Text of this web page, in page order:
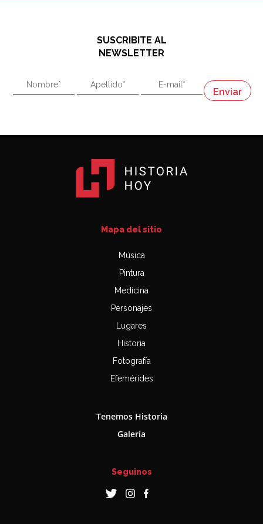
"En política, la estupidez no es una desventaja"
"En política, la estupidez no es una desventaja"
Napoleón
SUSCRIBITE AL
NEWSLETTER
Mapa del sitio
Música
Pintura
Medicina
Personajes
Lugares
Historia
Fotografía
Efemérides
Tenemos Historia
Galería
Seguinos